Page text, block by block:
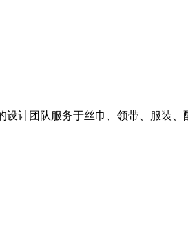
计团队服务于丝巾、领带、服装